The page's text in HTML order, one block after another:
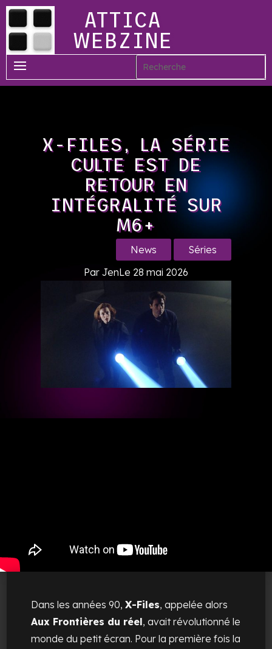
ATTICA
WEBZINE
X-FILES, LA SÉRIE
CULTE EST DE
RETOUR EN
INTÉGRALITÉ SUR
M6+
News
Séries
Par JenLe 28 mai 2026
Dans les années 90,X-Files, appelée alors
Aux Frontières du réel, avait révolutionné le
monde du petit écran. Pour la première fois la